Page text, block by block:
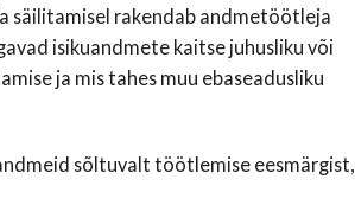
säilitamisel rakendab andmetöötleja
isikuandmete kaitse juhusliku või
ja mis tahes muu ebaseadusliku
sõltuvalt töötlemise eesmärgist,